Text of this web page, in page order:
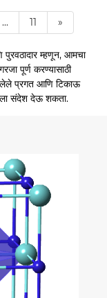
... 11 »
पुरवठादार म्हणून, आमचा
पूर्ण करण्यासाठी
प्रगत आणि टिकाऊ
संदेश देऊ शकता.